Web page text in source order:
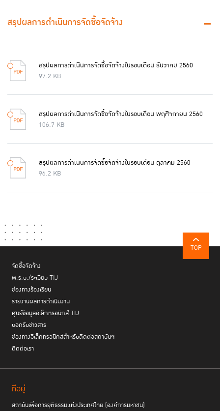
สรุปผลการดำเนินการจัดซื้อจัดจ้าง
สรุปผลการดําเนินการจัดซื้อจัดจางในรอบเดือน ธันวาคม 2560
97.2 KB
สรุปผลการดําเนินการจัดซื้อจัดจางในรอบเดือน พฤศิจกายน 2560
106.7 KB
สรุปผลการดําเนินการจัดซื้อจัดจ้างในรอบเดือน ตุลาคม 2560
96.2 KB
TOP
จัดซื้อจัดจ้าง
พ.ร.บ./ระเบียบ TIJ
ช่องทางร้องเรียน
รายงานผลการดำเนินงาน
ศูนย์ข้อมูลอิเล็กทรอนิกส์ TIJ
บอกรับข่าวสาร
ช่องทางอิเล็กทรอนิกส์สำหรับติดต่อสถาบันฯ
ติดต่อเรา
ที่อยู่
สถาบันเพื่อการยุติธรรมแห่งประเทศไทย (องค์การมหาชน)